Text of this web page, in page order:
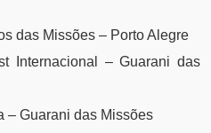
das Missões – Porto Alegre
Internacional – Guarani das
– Guarani das Missões